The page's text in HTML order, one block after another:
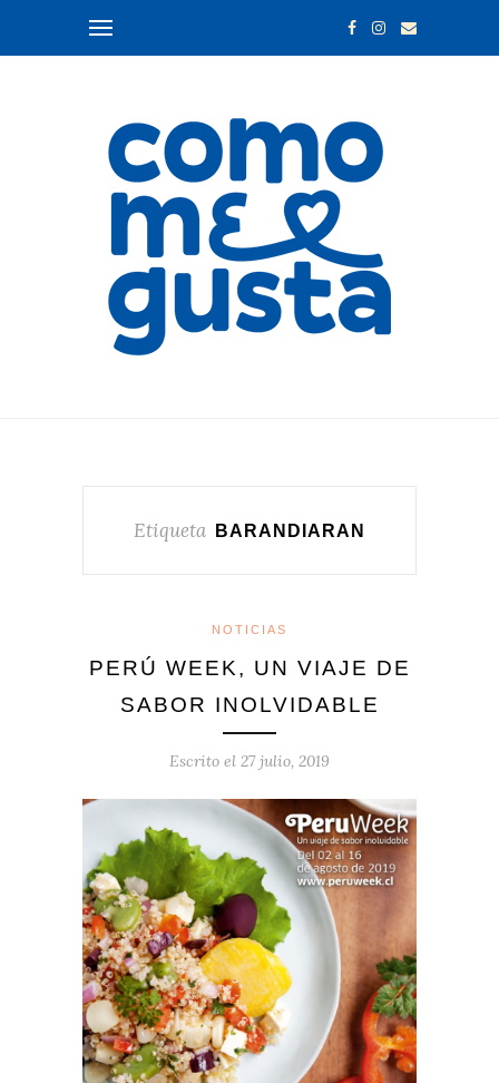
Etiqueta BARANDIARAN
NOTICIAS
PERÚ WEEK, UN VIAJE DE
SABOR INOLVIDABLE
Escrito el 27 julio, 2019